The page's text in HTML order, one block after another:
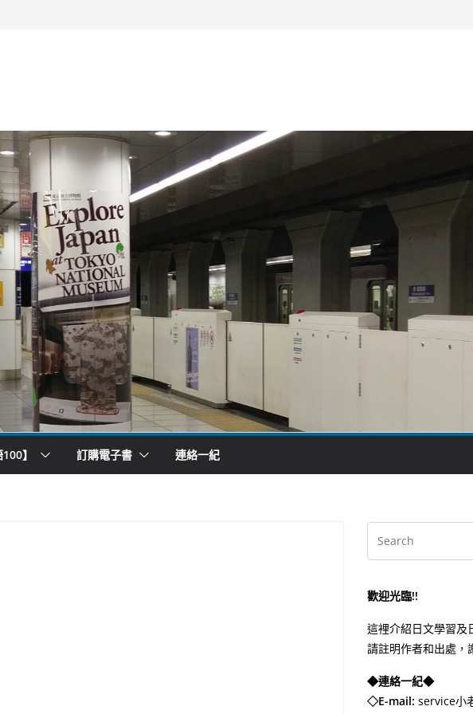
】 訂購電子書 連絡一紀
歡迎光臨!!
這裡介紹日文學習及
請註明作者和出處，
◆連絡一紀◆
◇E-mail: service小